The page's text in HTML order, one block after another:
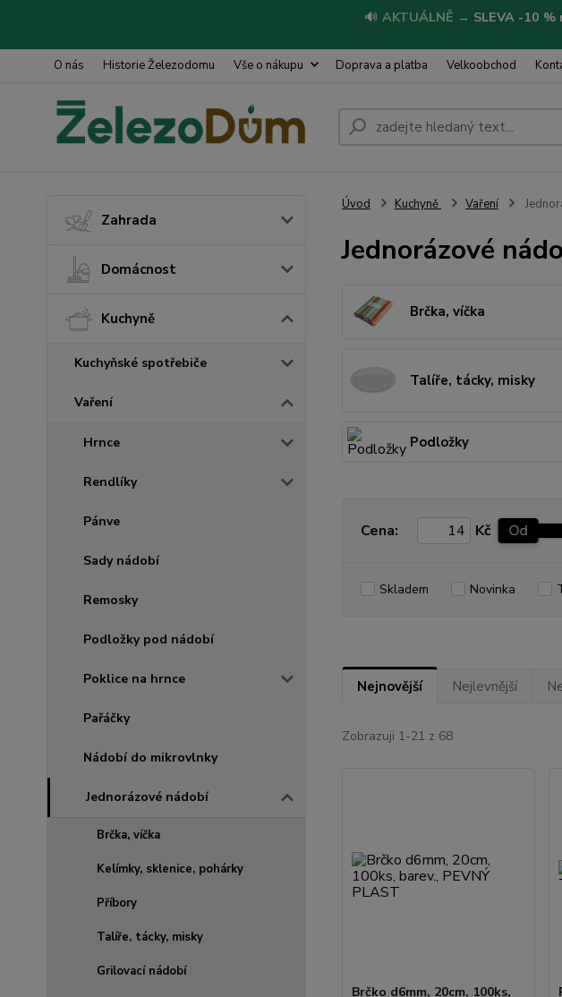
🔊 AKTUÁLNĚ → SLEVA -10
O nás Historie Železodomu Vše o nákupu Doprava a platba Velkoobchod
Zahrada
Domácnost
Kuchyně
Kuchyňské spotřebiče
Vaření
Hrnce
Rendlíky
Pánve
Sady nádobí
Remosky
Podložky pod nádobí
Poklice na hrnce
Pařáčky
Nádobí do mikrovlnky
Jednorázové nádobí
Brčka, víčka
Kelímky, sklenice, pohárky
Příbory
Talíře, tácky, misky
Grilovací nádobí
Úvod Kuchyně Vaření
Jednorázové
Brčka, víčka
Talíře, tácky, misky
Podložky
Cena: Kč Od
Skladem Novinka
Nejnovější Nejlevnější
Zobrazuji 1-21 z 68
Brčko d6mm, 20cm, 100ks,